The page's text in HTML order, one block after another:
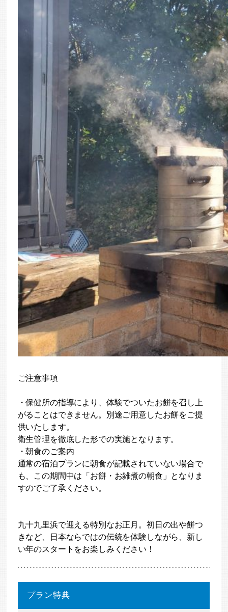
ご注意事項
・保健所の指導により、体験でついたお餅を召し上
がることはできません。別途ご用意したお餅をご提
供いたします。
衛生管理を徹底した形での実施となります。
・朝食のご案内
通常の宿泊プランに朝食が記載されていない場合で
も、この期間中は「お餅・お雑煮の朝食」となりま
すのでご了承ください。
九十九里浜で迎える特別なお正月。初日の出や餅つ
きなど、日本ならではの伝統を体験しながら、新し
い年のスタートをお楽しみください！
プラン特典